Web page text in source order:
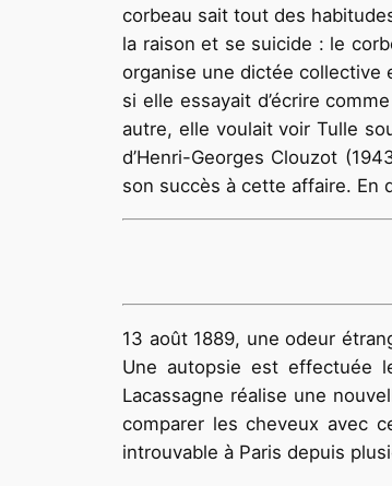
corbeau sait tout des
la raison et se suicide : le
organise une dictée collective
si elle essayait d’écrire
autre, elle voulait voir Tulle
d’Henri-Georges Clouzot
son succès à cette affaire. En
13 août 1889, une odeur
Une autopsie est effectuée
Lacassagne réalise une
comparer les cheveux avec
introuvable à Paris depuis